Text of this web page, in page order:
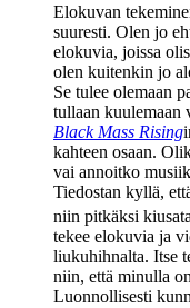
Elokuvan
suuresti. Olen jo
elokuvia, joissa
olen kuitenkin jo
Se tulee olemaan
tullaan kuulemaan
Black Mass Rising
kahteen osaan.
vai annoitko
Tiedostan kyllä,
niin pitkäksi
tekee elokuvia ja
liukuhihnalta. Itse
niin, että minulla
Luonnollisesti